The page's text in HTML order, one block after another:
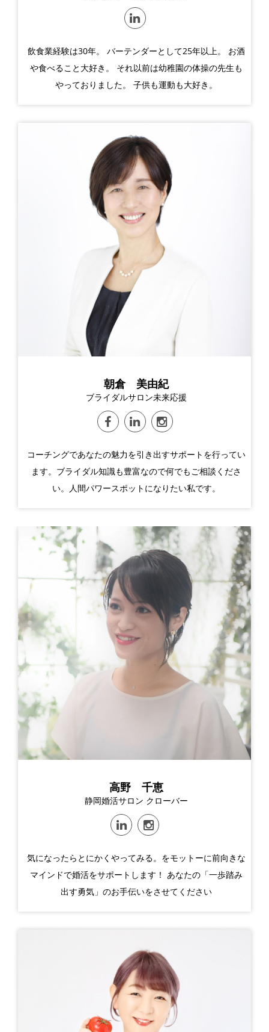
飲食業経験は30年。 バーテンダーとして25年以上。 お酒
や食べること大好き。 それ以前は幼稚園の体操の先生も
やっておりました。 子供も運動も大好き。
朝倉 美由紀
ブライダルサロン未来応援
コーチングであなたの魅力を引き出すサポートを行ってい
ます。ブライダル知識も豊富なので何でもご相談くださ
い。人間パワースポットになりたい私です。
高野 千恵
静岡婚活サロン クローバー
気になったらとにかくやってみる。をモットーに前向きな
マインドで婚活をサポートします！ あなたの「一歩踏み
出す勇気」のお手伝いをさせてください